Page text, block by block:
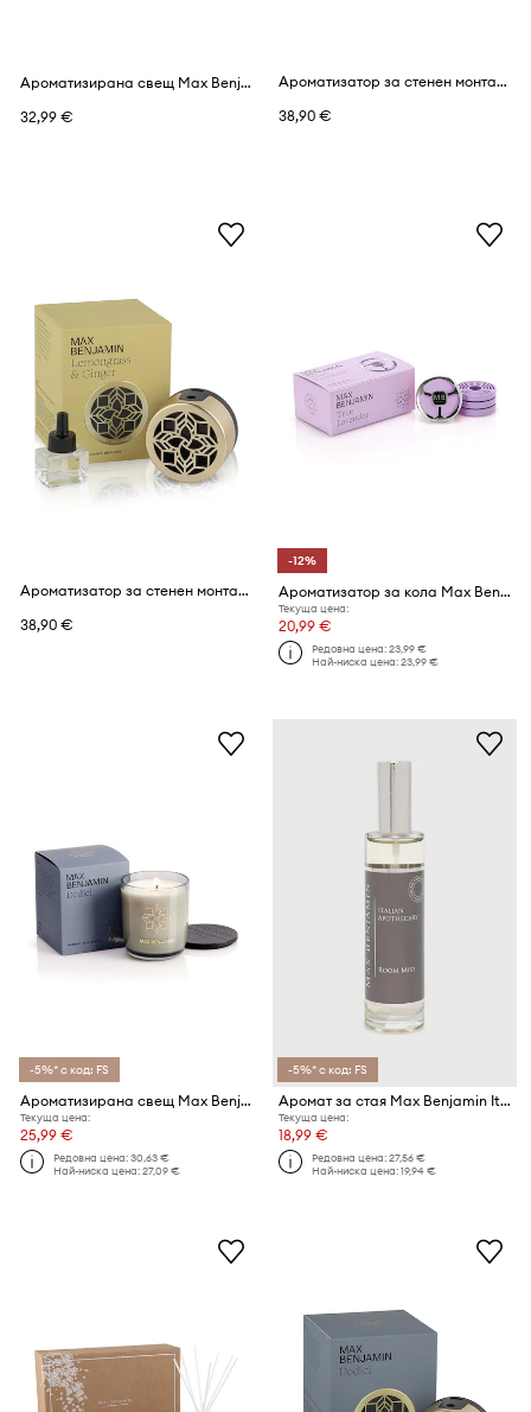
Ароматизирана свещ Max Benjamin White Pomegranete 210 g
32,99 €
Ароматизатор за стенен монтаж Max Benjamin French Linen Water 15 ml
38,90 €
Ароматизатор за стенен монтаж Max Benjamin Lemongrass & Ginger 15 ml
38,90 €
-12%
Ароматизатор за кола Max Benjamin True Lavender
Текуща цена:
20,99 €
Редовна цена:23,99 €
Най-ниска цена:23,99 €
-5%* с код: FS
Ароматизирана свещ Max Benjamin Dodici 210 g
Текуща цена:
25,99 €
Редовна цена:30,63 €
Най-ниска цена:27,09 €
-5%* с код: FS
Аромат за стая Max Benjamin Italian Apothecary 100 ml
Текуща цена:
18,99 €
Редовна цена:27,56 €
Най-ниска цена:19,94 €